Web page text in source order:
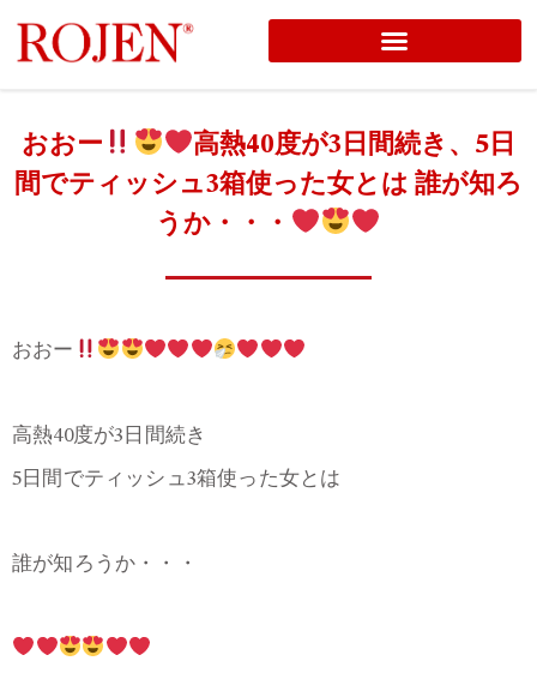
コ
テ
ン
ツ
プ
おおー
高熱40度が3日間続き、5日
間でティッシュ3箱使った女とは 誰が知ろ
うか・・・
おおー
高熱40度が3日間続き
5日間でティッシュ3箱使った女とは
誰が知ろうか・・・